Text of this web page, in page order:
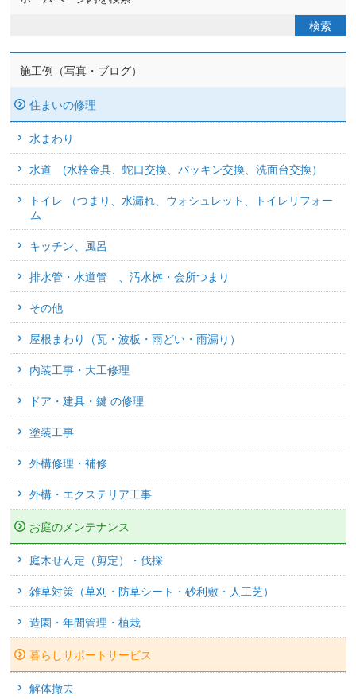
施工例（写真・ブログ）
住まいの修理
水まわり
水道 (水栓金具、蛇口交換、パッキン交換、洗面台交換）
トイレ （つまり、水漏れ、ウォシュレット、トイレリフォー
ム
キッチン、風呂
排水管・水道管 、汚水桝・会所つまり
その他
屋根まわり（瓦・波板・雨どい・雨漏り）
内装工事・大工修理
ドア・建具・鍵 の修理
塗装工事
外構修理・補修
外構・エクステリア工事
お庭のメンテナンス
庭木せん定（剪定）・伐採
雑草対策（草刈・防草シート・砂利敷・人工芝）
造園・年間管理・植栽
暮らしサポートサービス
解体撤去